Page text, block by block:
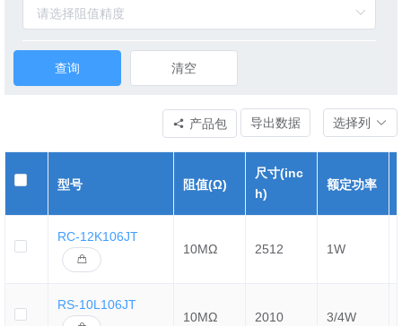
查询 清空
产品包 导出数据 选择列
型号 阻值(Ω)
尺寸(inc
h)
额定功率
RC-12K106JT
10MΩ
2512 1W
RS-10L106JT
10MΩ
2010 3/4W